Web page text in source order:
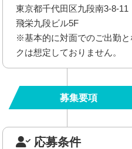
東京都千代田区九段南3-8-11
飛栄九段ビル5F
※基本的に対面でのご出勤
クは想定しておりません。
募集要項
応募条件